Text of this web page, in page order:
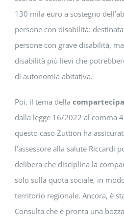
130 mila euro a sostegno
persone con disabilità:
persone con grave disabilità,
disabilità più lievi che
di autonomia abitativa.
Poi, il tema della
dalla legge 16/2022 al comma
questo caso Zuttion ha
l’assessore alla salute Riccardi
delibera che disciplina la
solo sulla quota sociale, in
territorio regionale. Ancora, è
Consulta che è pronta una